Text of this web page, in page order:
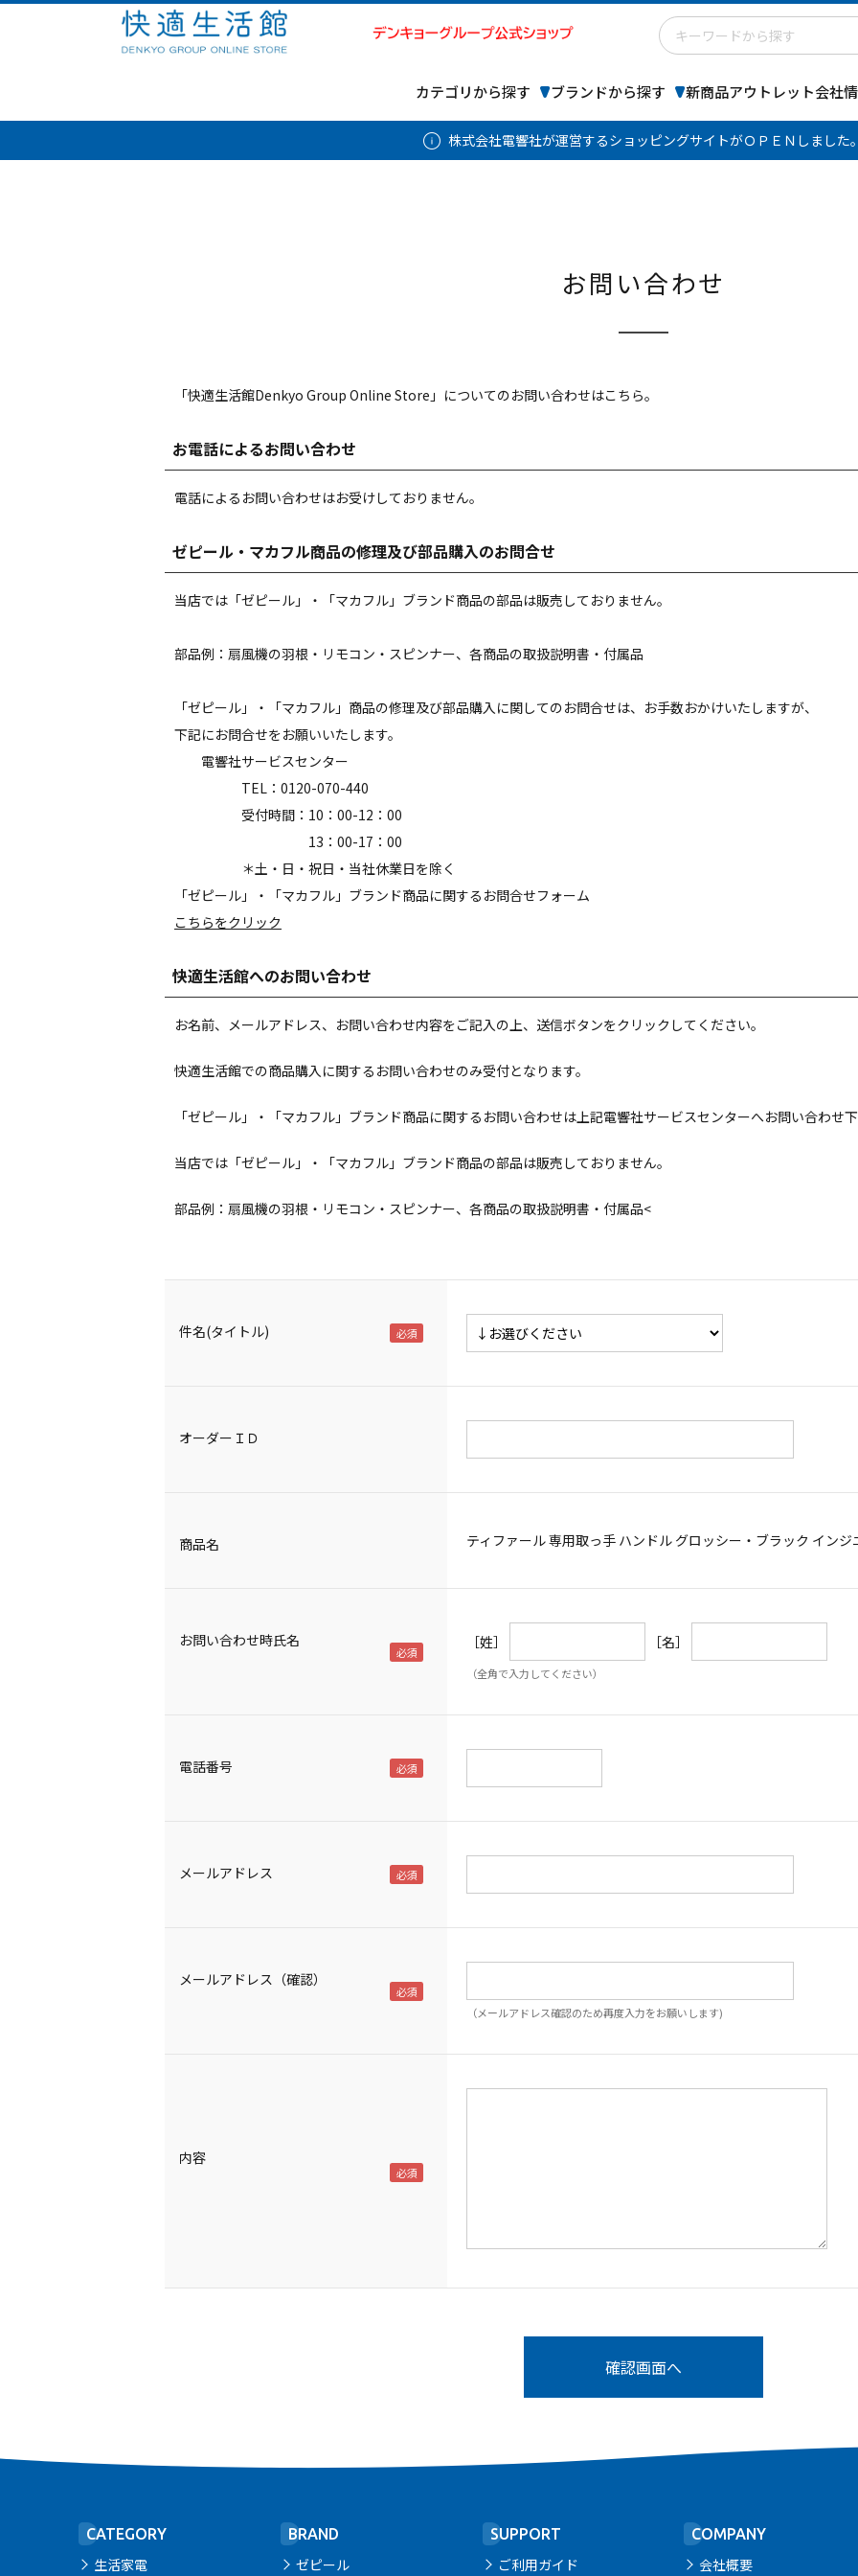
カテゴリから探す ブランドから探す 新商品アウトレット会社
株式会社電響社が運営するショッピングサイトがＯＰＥＮしました
お問い合わせ
「快適生活館Denkyo Group Online Store」についてのお問い合わせはこちら。
お電話によるお問い合わせ
電話によるお問い合わせはお受けしておりません。
ゼピール・マカフル商品の修理及び部品購入のお問合せ
当店では「ゼピール」・「マカフル」ブランド商品の部品は販売しておりません。
部品例：扇風機の羽根・リモコン・スピンナー、各商品の取扱説明書・付属品
「ゼピール」・「マカフル」商品の修理及び部品購入に関してのお問合せは、お手数おかけいたしますが、
下記にお問合せをお願いいたします。
電響社サービスセンター
TEL：0120-070-440
受付時間：10：00-12：00
13：00-17：00
＊土・日・祝日・当社休業日を除く
「ゼピール」・「マカフル」ブランド商品に関するお問合せフォーム
こちらをクリック
快適生活館へのお問い合わせ
お名前、メールアドレス、お問い合わせ内容をご記入の上、送信ボタンをクリックしてください。
快適生活館での商品購入に関するお問い合わせのみ受付となります。
「ゼピール」・「マカフル」ブランド商品に関するお問い合わせは上記電響社サービスセンターへお問い合わせ
当店では「ゼピール」・「マカフル」ブランド商品の部品は販売しておりません。
部品例：扇風機の羽根・リモコン・スピンナー、各商品の取扱説明書・付属品<
件名(タイトル)
オーダーＩＤ
商品名 ティファール 専用取っ手 ハンドル グロッシー・ブラック イン
お問い合わせ時氏名 ［姓］ ［名］
（全角で入力してください）
電話番号
メールアドレス
メールアドレス（確認）
（メールアドレス確認のため再度入力をお願いします)
内容
CATEGORY
生活家電
BRAND
ゼピール
SUPPORT
ご利用ガイド
COMPANY
会社概要